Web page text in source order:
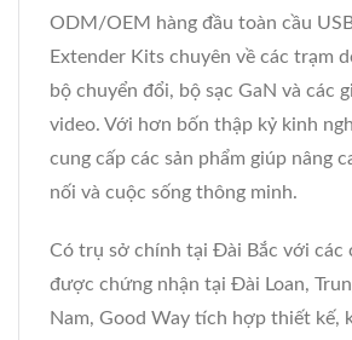
ODM/OEM hàng đầu toàn cầu
Extender Kits chuyên về các trạm
bộ chuyển đổi, bộ sạc GaN và các
video. Với hơn bốn thập kỷ kinh
cung cấp các sản phẩm giúp nâng
nối và cuộc sống thông minh.
Có trụ sở chính tại Đài Bắc với các
được chứng nhận tại Đài Loan,
Nam, Good Way tích hợp thiết kế,